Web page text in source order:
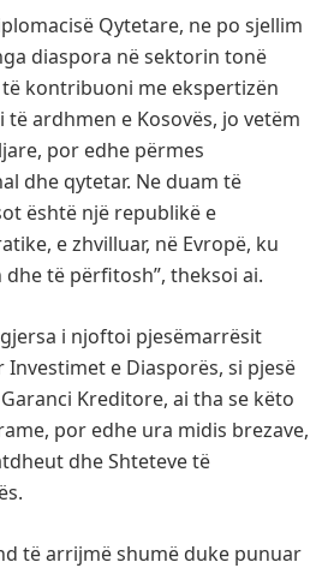
Qytetare, ne po sjellim
diaspora në sektorin tonë
kontribuoni me ekspertizën
ardhmen e Kosovës, jo vetëm
por edhe përmes
dhe qytetar. Ne duam të
është një republikë e
e zhvilluar, në Evropë, ku
të përfitosh”, theksoi ai.
i njoftoi pjesëmarrësit
e Diasporës, si pjesë
Kreditore, ai tha se këto
por edhe ura midis brezave,
dhe Shteteve të
të arrijmë shumë duke punuar